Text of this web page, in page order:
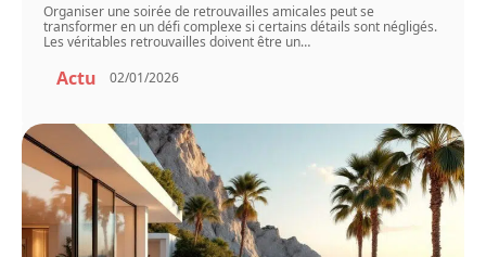
Organiser une soirée de retrouvailles amicales peut se
transformer en un défi complexe si certains détails sont négligés.
Les véritables retrouvailles doivent être un…
Actu 02/01/2026